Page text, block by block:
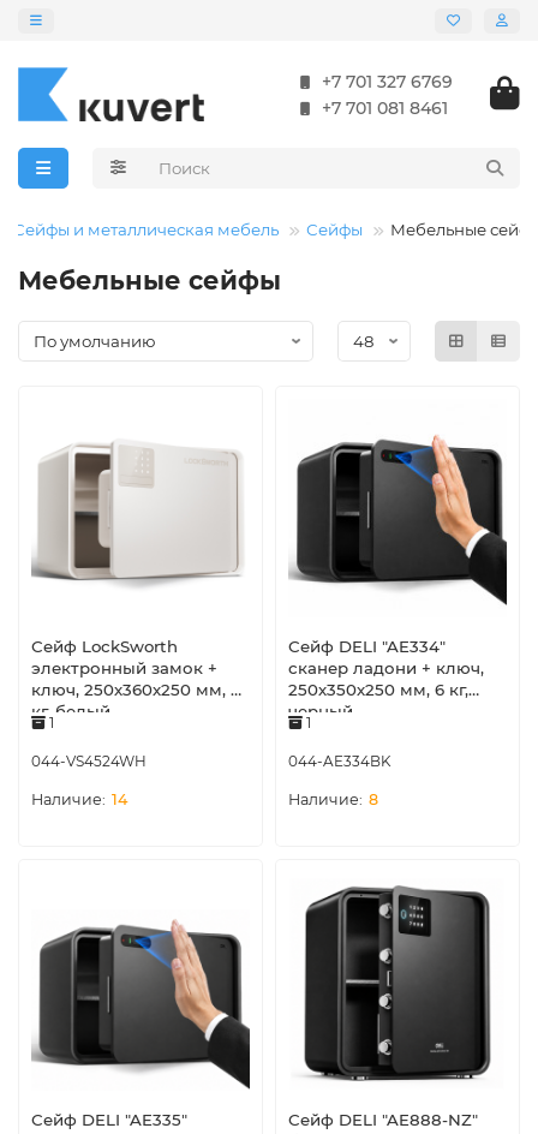
+7 701 327 6769
+7 701 081 8461
Сейфы и металлическая мебель Сейфы Мебельные
Мебельные сейфы
Сейф LockSworth
электронный замок +
ключ, 250х360х250 мм, 6
кг, белый
1
044-VS4524WH
14
Сейф DELI "AE334"
сканер ладони + ключ,
250х350х250 мм, 6 кг,
черный
1
044-AE334BK
8
Сейф DELI "AE335"
Сейф DELI "AE888-NZ"